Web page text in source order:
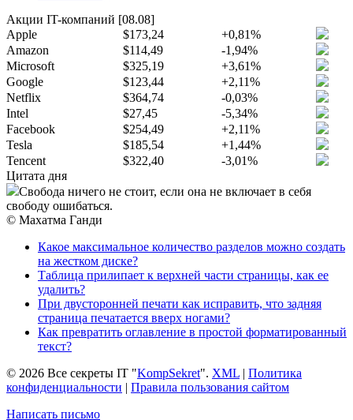
Акции IT-компаний [08.08]
Apple
$173,24
+0,81%
Amazon
$114,49
-1,94%
Microsoft
$325,19
+3,61%
Google
$123,44
+2,11%
Netflix
$364,74
-0,03%
Intel
$27,45
-5,34%
Facebook
$254,49
+2,11%
Tesla
$185,54
+1,44%
Tencent
$322,40
-3,01%
Цитата дня
Свобода ничего не стоит, если она не включает в себя
свободу ошибаться.
© Махатма Ганди
Какое максимальное количество разделов можно создать
на жестком диске?
Таблица прилипает к верхней части страницы, как ее
удалить?
При двусторонней печати как исправить, что задняя
страница печатается вверх ногами?
Как превратить оглавление в простой форматированный
текст?
© 2026 Все секреты IT "KompSekret". XML | Политика
конфиденциальности | Правила пользования сайтом
Написать письмо